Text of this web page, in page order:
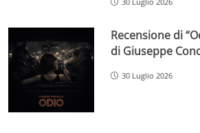
Recensione di
di Giuseppe
30 Luglio 2026